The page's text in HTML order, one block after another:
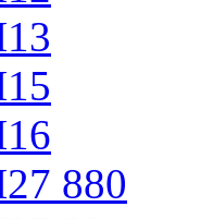
880